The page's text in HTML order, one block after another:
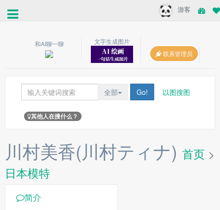
游客
和AI聊一聊
文字生成图片
联系管理员
全部 Go! 以图搜图
其他人在搜什么？
川村美香(川村ティナ) 首页 >
日本模特
简介